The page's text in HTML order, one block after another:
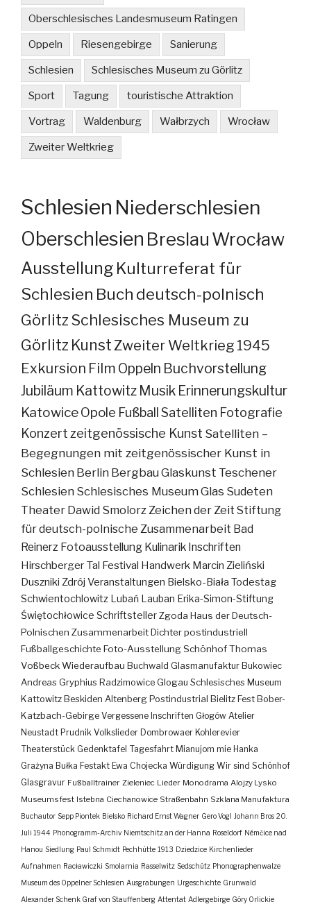
Oberschlesisches Landesmuseum Ratingen
Oppeln Riesengebirge Sanierung
Schlesien Schlesisches Museum zu Görlitz
Sport Tagung touristische Attraktion
Vortrag Waldenburg Wałbrzych Wrocław
Zweiter Weltkrieg
Schlesien Niederschlesien
Oberschlesien Breslau Wrocław
Ausstellung Kulturreferat für
Schlesien Buch deutsch-polnisch
GörlitzSchlesisches Museum zu
Görlitz KunstZweiter Weltkrieg 1945
Exkursion Film Oppeln Buchvorstellung
Jubiläum Kattowitz Musik Erinnerungskultur
KatowiceOpole FußballSatelliten Fotografie
Konzertzeitgenössische Kunst Satelliten –
Begegnungen mit zeitgenössischer Kunst in
Schlesien Berlin BergbauGlaskunst Teschener
Schlesien Schlesisches MuseumGlas Sudeten
Theater Dawid SmolorzZeichen der Zeit Stiftung
für deutsch-polnische Zusammenarbeit Bad
Reinerz Fotoausstellung Kulinarik Inschriften
Hirschberger Tal Festival Handwerk Marcin Zieliński
Duszniki Zdrój Veranstaltungen Bielsko-Biała Todestag
Schwientochlowitz Lubań Lauban Erika-Simon-Stiftung
Świętochłowice SchriftstellerZgoda Haus der Deutsch-
Polnischen ZusammenarbeitDichterpostindustriell
Fußballgeschichte Foto-AusstellungSchönhofThomas
VoßbeckWiederaufbau Buchwald Glasmanufaktur Bukowiec
Andreas Gryphius Radzimowice Glogau Schlesisches Museum
Kattowitz Beskiden Altenberg Postindustrial Bielitz Fest Bober-
Katzbach-Gebirge Vergessene Inschriften Głogów Atelier
Neustadt Prudnik Volkslieder Dombrowaer Kohlerevier
Theaterstück Gedenktafel Tagesfahrt Mianujom mie Hanka
Grażyna Bułka Festakt Ewa Chojecka Würdigung Wir sind Schönhof
Glasgravur Fußballtrainer Zieleniec Lieder Monodrama Alojzy Lysko
Museumsfest Istebna Ciechanowice Straßenbahn Szklana Manufaktura
Buchautor Sepp Piontek Bielsko Richard Ernst Wagner Gero Vogl Johann Bros 20.
Juli 1944 Phonogramm-Archiv Niemtschitz an der Hanna Roseldorf Némčice nad
Hanou Siedlung Paul Schmidt Pechhütte 1913 Dziedzice Kirchenlieder
Aufnahmen Racławiczki Smolarnia Rasselwitz Sedschütz Phonographenwalze
Museum des Oppelner Schlesien Ausgrabungen Urgeschichte Grunwald
Alexander Schenk Graf von Stauffenberg Attentat Adlergebirge Góry Orlickie